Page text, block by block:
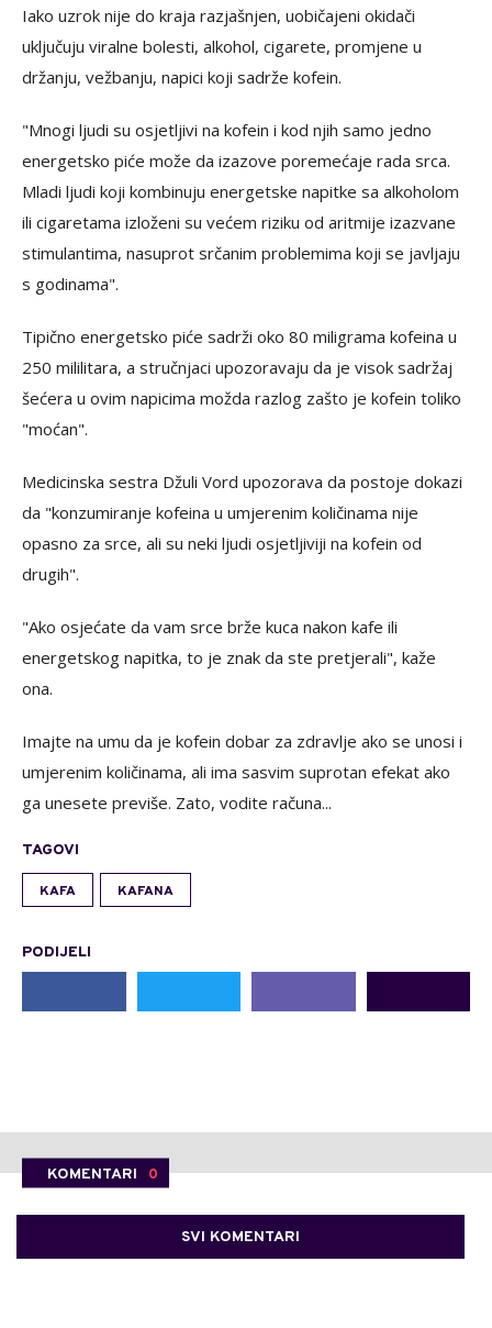
Iako uzrok nije do kraja razjašnjen, uobičajeni okidači
uključuju viralne bolesti, alkohol, cigarete, promjene u
držanju, vežbanju, napici koji sadrže kofein.
"Mnogi ljudi su osjetljivi na kofein i kod njih samo jedno
energetsko piće može da izazove poremećaje rada srca.
Mladi ljudi koji kombinuju energetske napitke sa alkoholom
ili cigaretama izloženi su većem riziku od aritmije izazvane
stimulantima, nasuprot srčanim problemima koji se javljaju
s godinama".
Tipično energetsko piće sadrži oko 80 miligrama kofeina u
250 mililitara, a stručnjaci upozoravaju da je visok sadržaj
šećera u ovim napicima možda razlog zašto je kofein toliko
"moćan".
Medicinska sestra Džuli Vord upozorava da postoje dokazi
da "konzumiranje kofeina u umjerenim količinama nije
opasno za srce, ali su neki ljudi osjetljiviji na kofein od
drugih".
"Ako osjećate da vam srce brže kuca nakon kafe ili
energetskog napitka, to je znak da ste pretjerali", kaže
ona.
Imajte na umu da je kofein dobar za zdravlje ako se unosi i
umjerenim količinama, ali ima sasvim suprotan efekat ako
ga unesete previše. Zato, vodite računa...
TAGOVI
KAFA KAFANA
PODIJELI
KOMENTARI 0
SVI KOMENTARI